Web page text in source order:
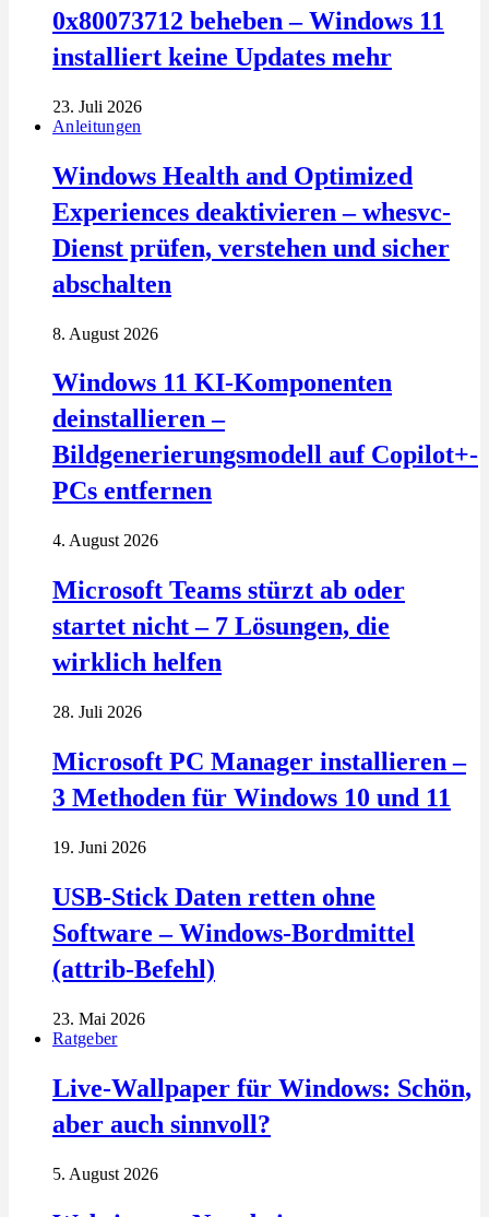
0x80073712 beheben – Windows 11
installiert keine Updates mehr
23. Juli 2026
Anleitungen
Windows Health and Optimized
Experiences deaktivieren – whesvc-
Dienst prüfen, verstehen und sicher
abschalten
8. August 2026
Windows 11 KI-Komponenten
deinstallieren –
Bildgenerierungsmodell auf Copilot+-
PCs entfernen
4. August 2026
Microsoft Teams stürzt ab oder
startet nicht – 7 Lösungen, die
wirklich helfen
28. Juli 2026
Microsoft PC Manager installieren –
3 Methoden für Windows 10 und 11
19. Juni 2026
USB-Stick Daten retten ohne
Software – Windows-Bordmittel
(attrib-Befehl)
23. Mai 2026
Ratgeber
Live-Wallpaper für Windows: Schön,
aber auch sinnvoll?
5. August 2026